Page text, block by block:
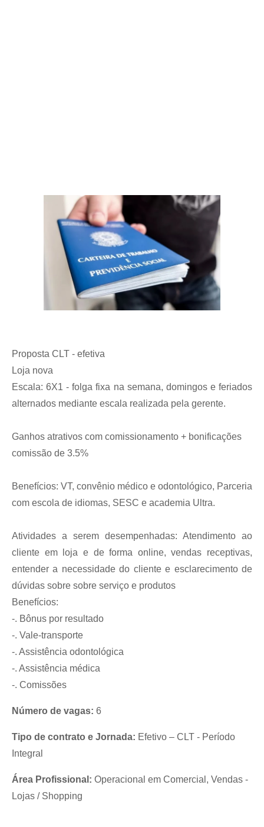
Proposta CLT - efetiva
Loja nova
Escala: 6X1 - folga fixa na semana, domingos e feriados
alternados mediante escala realizada pela gerente.
Ganhos atrativos com comissionamento + bonificações
comissão de 3.5%
Benefícios: VT, convênio médico e odontológico, Parceria
com escola de idiomas, SESC e academia Ultra.
Atividades a serem desempenhadas: Atendimento ao
cliente em loja e de forma online, vendas receptivas,
entender a necessidade do cliente e esclarecimento de
dúvidas sobre sobre serviço e produtos
Benefícios:
-. Bônus por resultado
-. Vale-transporte
-. Assistência odontológica
-. Assistência médica
-. Comissões
Número de vagas: 6
Tipo de contrato e Jornada: Efetivo – CLT - Período
Integral
Área Profissional: Operacional em Comercial, Vendas -
Lojas / Shopping